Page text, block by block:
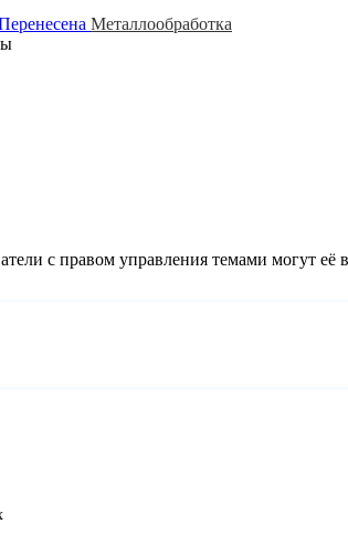
Металлообработка
с правом управления темами могут её